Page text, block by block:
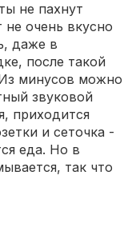
не пахнут
не очень вкусно
даже в
после такой
минусов можно
звуковой
приходится
и сеточка -
еда. Но в
так что